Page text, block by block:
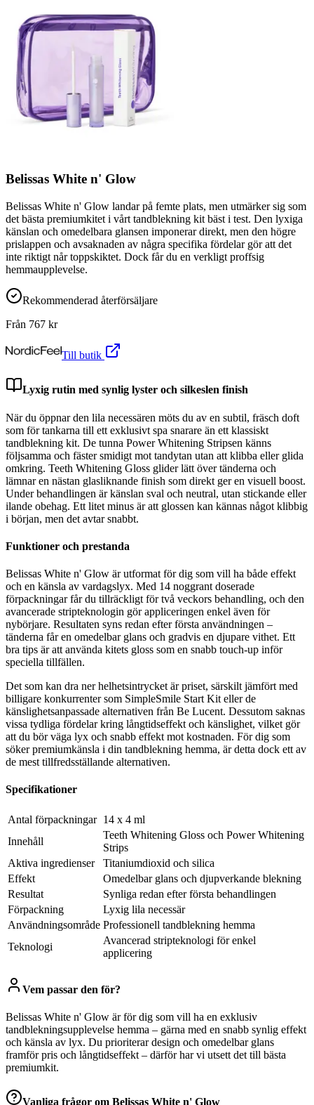
Belissas White n' Glow
Belissas White n' Glow landar på femte plats, men utmärker sig som
det bästa premiumkitet i vårt tandblekning kit bäst i test. Den lyxiga
känslan och omedelbara glansen imponerar direkt, men den högre
prislappen och avsaknaden av några specifika fördelar gör att det
inte riktigt når toppskiktet. Dock får du en verkligt proffsig
hemmaupplevelse.
Rekommenderad återförsäljare
Från 767 kr
Till butik
Lyxig rutin med synlig lyster och silkeslen finish
När du öppnar den lila necessären möts du av en subtil, fräsch doft
som för tankarna till ett exklusivt spa snarare än ett klassiskt
tandblekning kit. De tunna Power Whitening Stripsen känns
följsamma och fäster smidigt mot tandytan utan att klibba eller glida
omkring. Teeth Whitening Gloss glider lätt över tänderna och
lämnar en nästan glasliknande finish som direkt ger en visuell boost.
Under behandlingen är känslan sval och neutral, utan stickande eller
ilande obehag. Ett litet minus är att glossen kan kännas något klibbig
i början, men det avtar snabbt.
Funktioner och prestanda
Belissas White n' Glow är utformat för dig som vill ha både effekt
och en känsla av vardagslyx. Med 14 noggrant doserade
förpackningar får du tillräckligt för två veckors behandling, och den
avancerade stripteknologin gör appliceringen enkel även för
nybörjare. Resultaten syns redan efter första användningen –
tänderna får en omedelbar glans och gradvis en djupare vithet. Ett
bra tips är att använda kitets gloss som en snabb touch-up inför
speciella tillfällen.
Det som kan dra ner helhetsintrycket är priset, särskilt jämfört med
billigare konkurrenter som SimpleSmile Start Kit eller de
känslighetsanpassade alternativen från Be Lucent. Dessutom saknas
vissa tydliga fördelar kring långtidseffekt och känslighet, vilket gör
att du bör väga lyx och snabb effekt mot kostnaden. För dig som
söker premiumkänsla i din tandblekning hemma, är detta dock ett av
de mest tillfredsställande alternativen.
Specifikationer
Antal förpackningar 14 x 4 ml
Innehåll
Teeth Whitening Gloss och Power Whitening
Strips
Aktiva ingredienser
Titaniumdioxid och silica
Effekt
Omedelbar glans och djupverkande blekning
Resultat
Synliga redan efter första behandlingen
Förpackning
Lyxig lila necessär
Användningsområde Professionell tandblekning hemma
Teknologi
Avancerad stripteknologi för enkel
applicering
Vem passar den för?
Belissas White n' Glow är för dig som vill ha en exklusiv
tandblekningsupplevelse hemma – gärna med en snabb synlig effekt
och känsla av lyx. Du prioriterar design och omedelbar glans
framför pris och långtidseffekt – därför har vi utsett det till bästa
premiumkit.
Vanliga frågor om Belissas White n' Glow